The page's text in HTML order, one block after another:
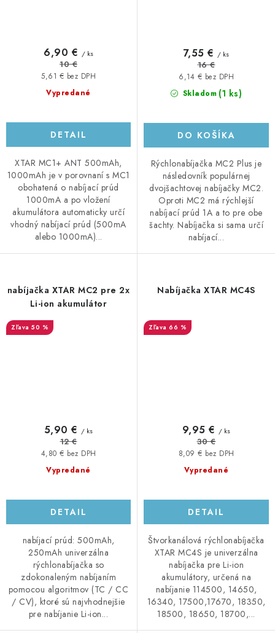
Vypredané
5,61 € bez DPH
6,90 € / ks
10 €
DETAIL
XTAR MC1+ ANT 500mAh,
1000mAh je v porovnaní s MC1
obohatená o nabíjací prúd
1000mA a po vložení
akumulátora automaticky určí
vhodný nabíjací prúd (500mA
alebo 1000mA)...
Skladom (1 ks)
6,14 € bez DPH
7,55 € / ks
16 €
DO KOŠÍKA
Rýchlonabíjačka MC2 Plus je
následovník populárnej
dvojšachtovej nabíjačky MC2.
Oproti MC2 má rýchlejší
nabíjací prúd 1A a to pre obe
šachty. Nabíjačka si sama určí
nabíjací...
nabíjačka XTAR MC2 pre 2x
Li-ion akumulátor
50 %
Vypredané
4,80 € bez DPH
5,90 € / ks
12 €
DETAIL
nabíjací prúd: 500mAh,
250mAh univerzálna
rýchlonabíjačka so
zdokonaleným nabíjaním
pomocou algoritmov (TC / CC
/ CV), ktoré sú najvhodnejšie
pre nabíjanie Li-ion...
Nabíjačka XTAR MC4S
66 %
Vypredané
8,09 € bez DPH
9,95 € / ks
30 €
DETAIL
Štvorkanálová rýchlonabíjačka
XTAR MC4S je univerzálna
nabíjačka pre Li-ion
akumulátory, určená na
nabíjanie 114500, 14650,
16340, 17500,17670, 18350,
18500, 18650, 18700,...